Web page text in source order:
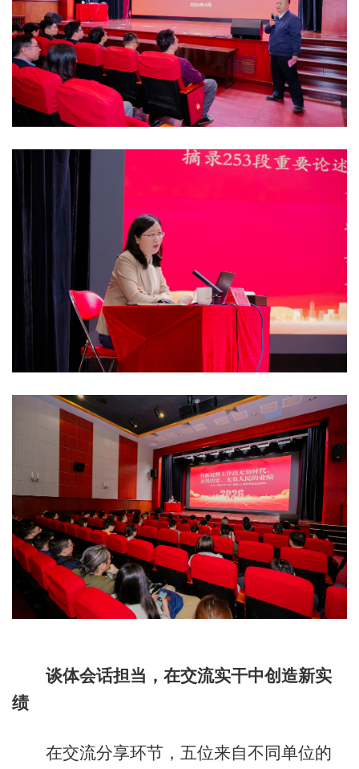
谈体会话担当，在交流实干中创造新实
绩
在交流分享环节，五位来自不同单位的